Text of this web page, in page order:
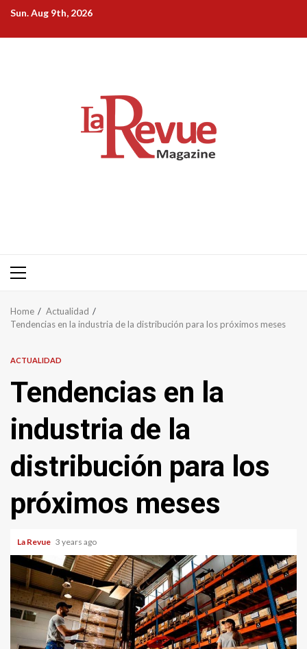
Skip
content
Sun. Aug 9th, 2026
Primary
Home
Actualidad
Tendencias en la industria de la distribución para los próximos meses
ACTUALIDAD
Tendencias en la
industria de la
distribución para los
próximos meses
La Revue 3 years ago